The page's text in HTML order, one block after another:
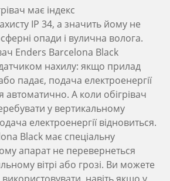
має індекс
IP 34, а значить йому не
опади і вулична волога.
Enders Barcelona Black
нахилу: якщо прилад
падає, подача електроенергії
автоматично. А коли обігрівач
у вертикальному
електроенергії відновиться.
Black має спеціальну
апарат не перевернеться
вітрі або грозі. Ви можете